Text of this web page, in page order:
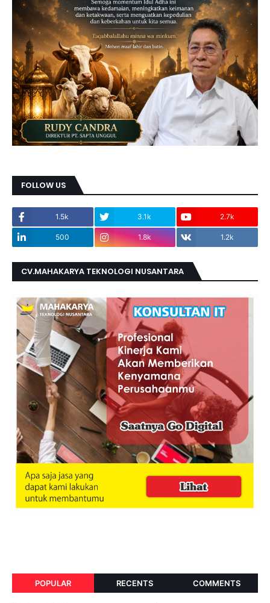
FOLLOW US
1.5k 3.1k 2.7k
500 1.8k 1.2k
CV.MAHAKARYA TEKNOLOGI NUSANTARA
POPULAR RECENTS COMMENTS